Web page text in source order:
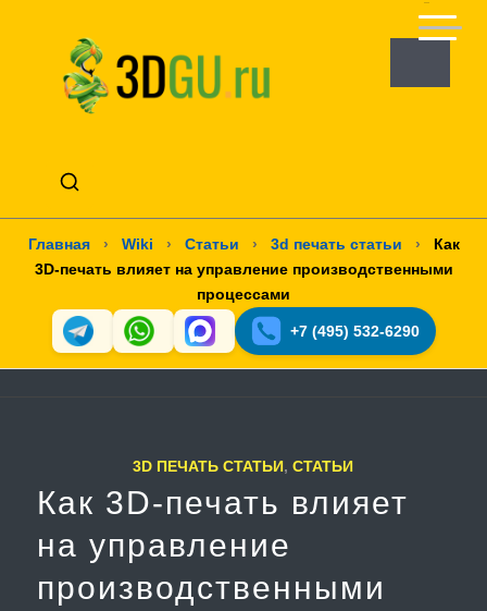
Главная › Wiki › Статьи › 3d печать статьи ›
Как
3D-печать влияет на управление производственными
процессами
+7 (495) 532-6290
3D ПЕЧАТЬ СТАТЬИ,СТАТЬИ
Как 3D-печать влияет
на управление
производственными